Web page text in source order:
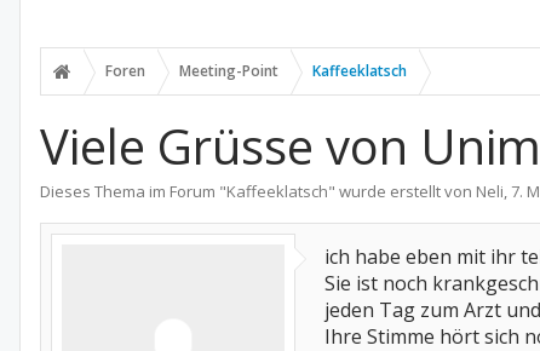
Foren Meeting-Point Kaffeeklatsch
Viele Grüsse von
Dieses Thema im Forum "Kaffeeklatsch" wurde erstellt von Neli, 7.
ich habe eben mit ihr
Sie ist noch
jeden Tag zum Arzt
Ihre Stimme hört sich